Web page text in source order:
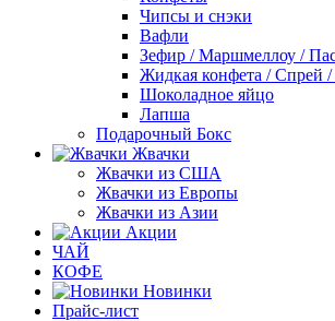
Чипсы и снэки
Вафли
Зефир / Маршмеллоу /
Жидкая конфета / Спрей /
Шоколадное яйцо
Лапша
Подарочный Бокс
Жвачки
Жвачки из США
Жвачки из Европы
Жвачки из Азии
Акции
ЧАЙ
КОФЕ
Новинки
Прайс-лист